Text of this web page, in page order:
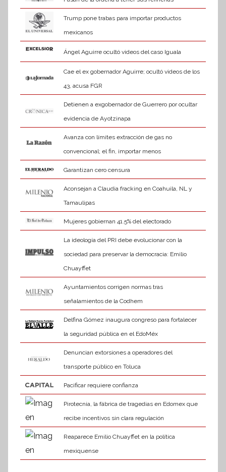
Trump pone trabas para importar productos
mexicanos
Ángel Aguirre ocultó videos del caso Iguala
Cae el ex gobernador Aguirre; ocultó videos de los
43, acusa FGR
Detienen a exgobernador de Guerrero por ocultar
evidencia de Ayotzinapa
Avanza con límites extracción de gas no
convencional; el fin, importar menos
Garantizan cero censura
Aconsejan a Claudia fracking en Coahuila, NL y
Tamaulipas
Mujeres gobiernan 41.5% del electorado
La ideología del PRI debe evolucionar con la
sociedad para preservar la democracia: Emilio
Chuayffet
Ayuntamientos corrigen normas tras
señalamientos de la Codhem
Delfina Gómez inaugura congreso para fortalecer
la seguridad pública en el EdoMéx
Denuncian extorsiones a operadores del
transporte público en Toluca
Pacificar requiere confianza
Pirotecnia, la fábrica de tragedias en Edomex que
recibe incentivos sin clara regulación
Reaparece Emilio Chuayffet en la política
mexiquense